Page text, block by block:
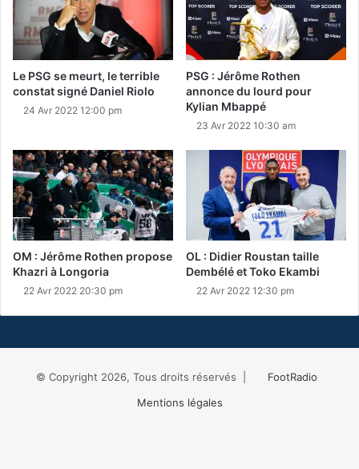
Le PSG se meurt, le terrible
constat signé Daniel Riolo
24 Avr 2022 12:00 pm
PSG : Jérôme Rothen
annonce du lourd pour
Kylian Mbappé
23 Avr 2022 10:30 am
OM : Jérôme Rothen propose
Khazri à Longoria
22 Avr 2022 20:30 pm
OL : Didier Roustan taille
Dembélé et Toko Ekambi
22 Avr 2022 12:30 pm
© Copyright 2026, Tous droits réservés |
FootRadio
Mentions légales